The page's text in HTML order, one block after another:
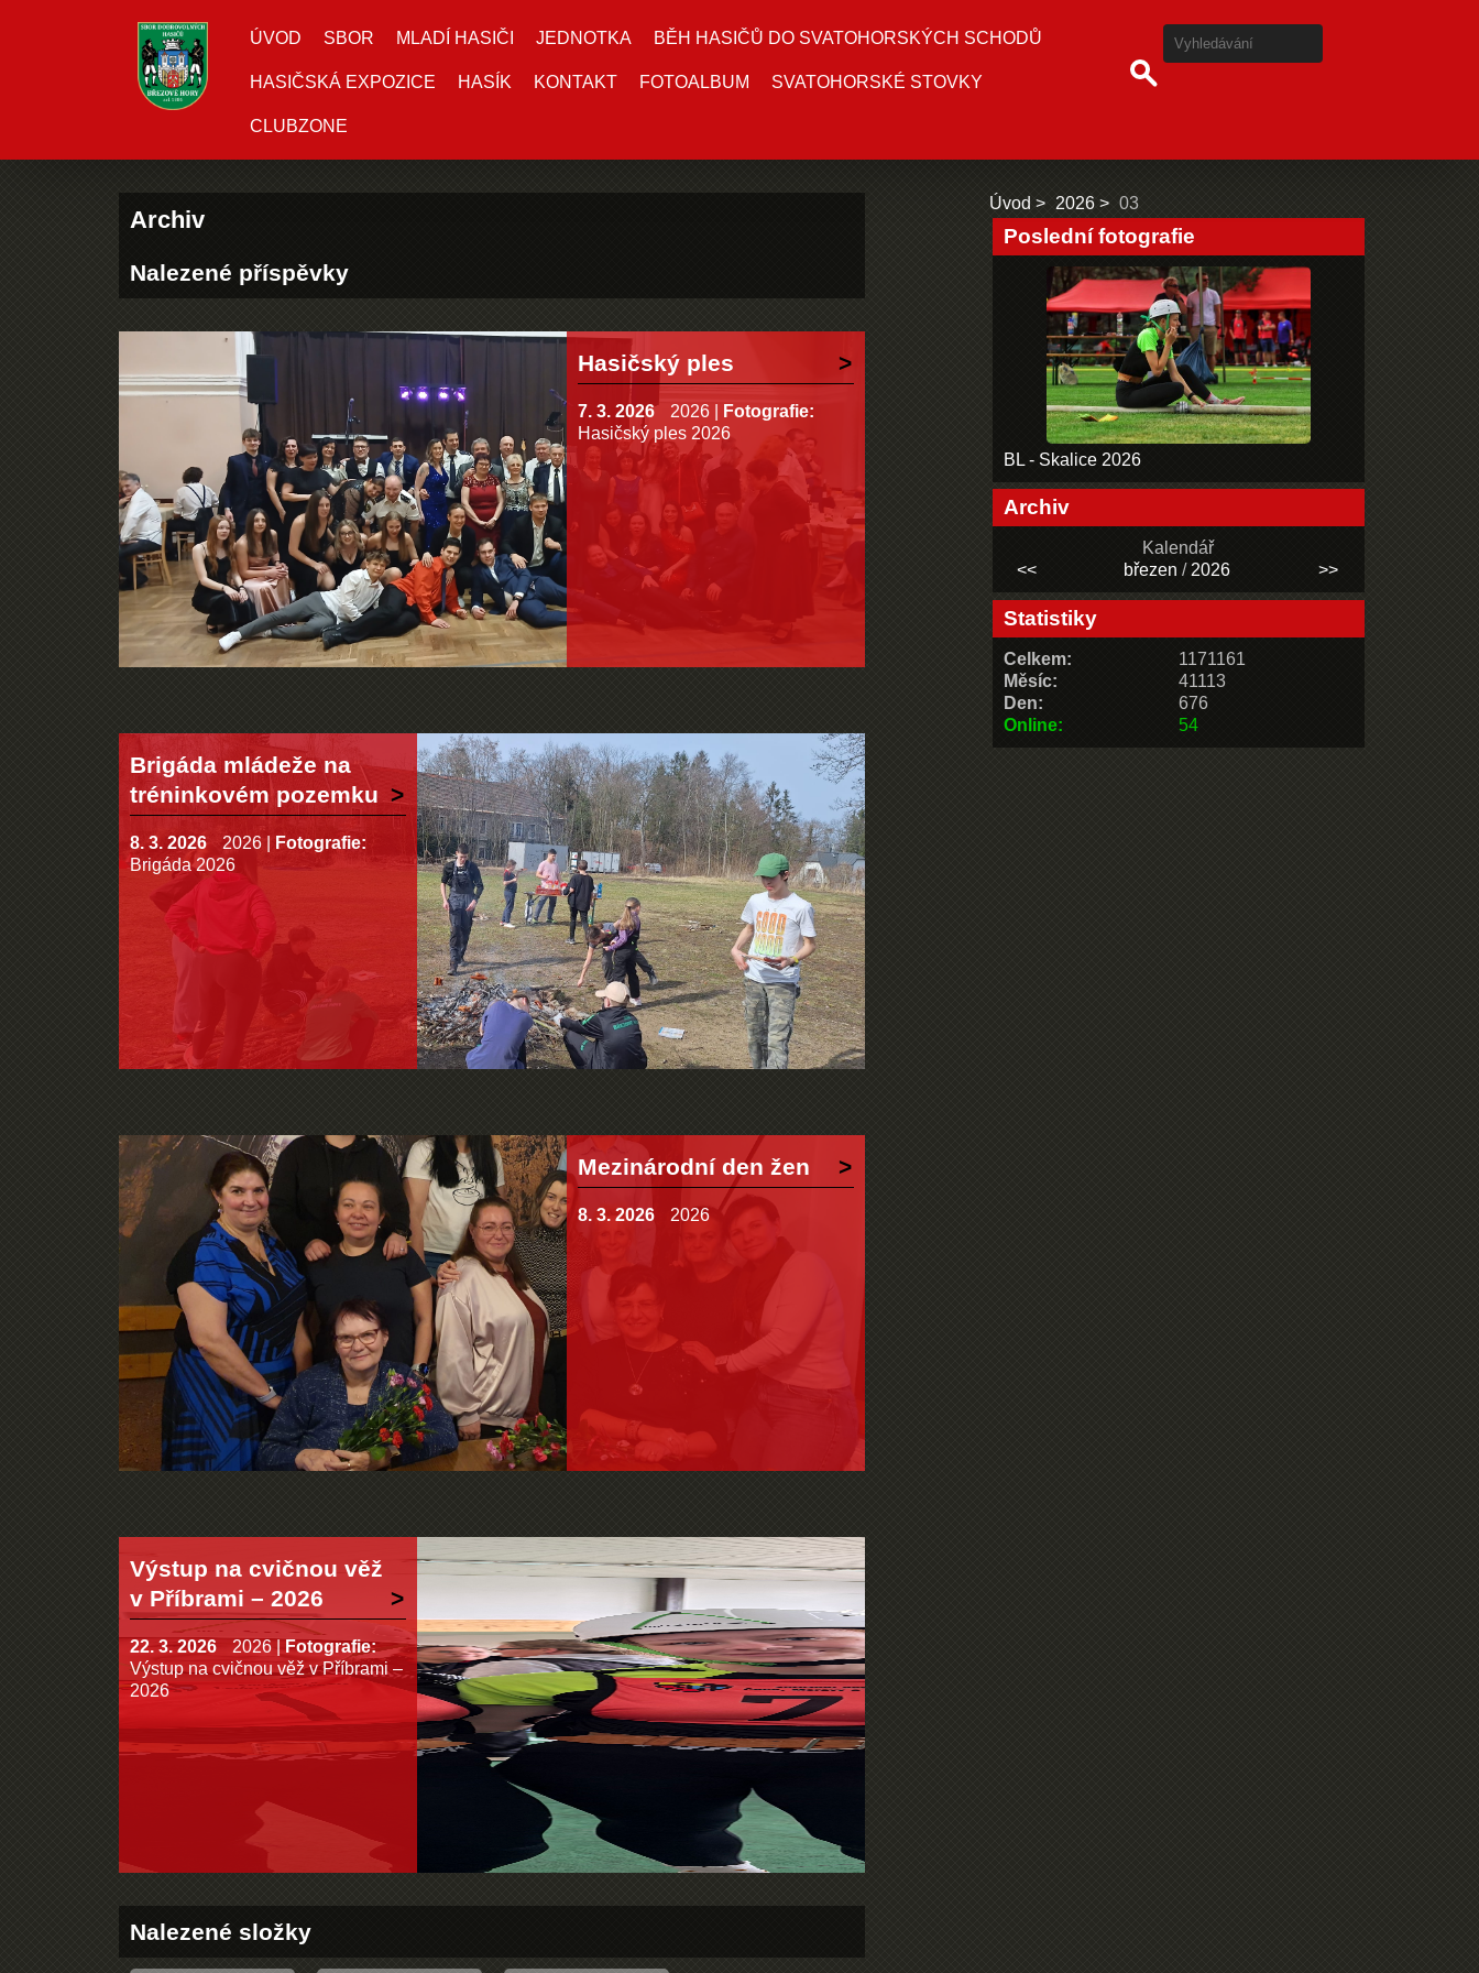
ÚVOD SBOR MLADÍ HASIČI JEDNOTKA BĚH HASIČŮ DO SVATOHORSKÝCH SCHODŮ
HASIČSKÁ EXPOZICE HASÍK KONTAKT FOTOALBUM SVATOHORSKÉ STOVKY
CLUBZONE
Archiv
Nalezené příspěvky
Hasičský ples
7. 3. 2026 2026
Fotografie:
Hasičský ples 2026
Brigáda mládeže na
tréninkovém pozemku
8. 3. 2026 2026
Fotografie:
Brigáda 2026
Mezinárodní den žen
8. 3. 2026 2026
Výstup na cvičnou věž
v Příbrami – 2026
22. 3. 2026 2026
Fotografie:
Výstup na cvičnou věž v Příbrami –
2026
Nalezené složky
Úvod 2026 03
Poslední fotografie
BL - Skalice 2026
Archiv
Kalendář
<<
březen / 2026 >>
Statistiky
Online: 54
Celkem:
1171161
Měsíc:
41113
Den:
676